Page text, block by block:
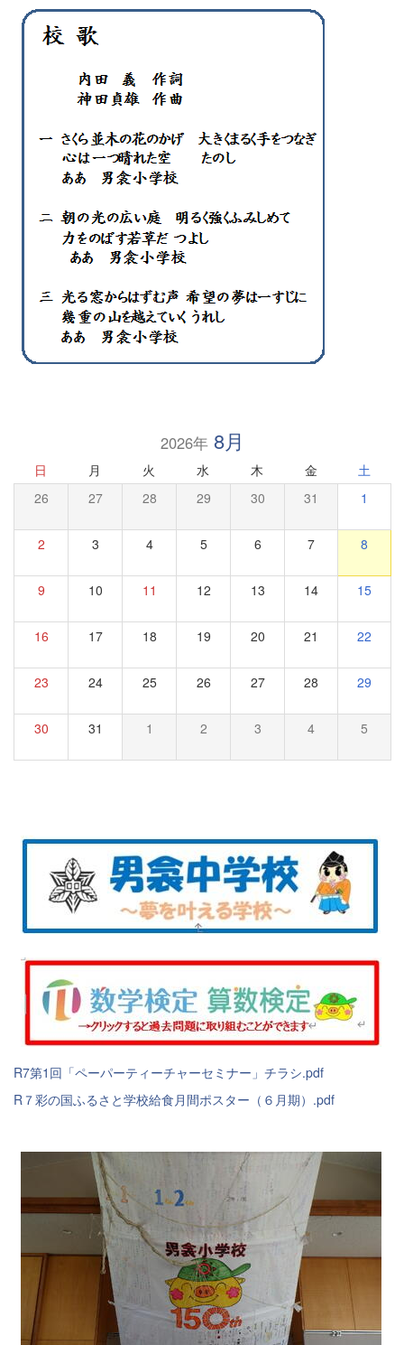
2026年8月
日 月 火 水 木 金 土
26 27 28 29 30 31 1
2 3 4 5 6 7 8
9 10 11 12 13 14 15
16 17 18 19 20 21 22
23 24 25 26 27 28 29
30 31 1 2 3 4 5
R7第1回「ペーパーティーチャーセミナー」チラシ.pdf
R７彩の国ふるさと学校給食月間ポスター（６月期）.pdf